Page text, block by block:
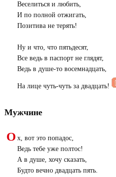
Веселиться и любить,
И по полной отжигать,
Позитива не терять!
Ну и что, что пятьдесят,
Все ведь в паспорт не глядят,
Ведь в душе-то восемнадцать,
На лице чуть-чуть за двадцать!
Мужчине
О х, вот это попадос,
Ведь тебе уже полтос!
А в душе, хочу сказать,
Будто вечно двадцать пять.